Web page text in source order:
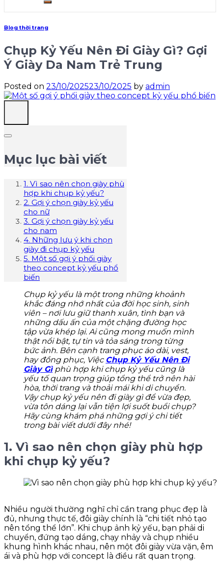
Blog thời trang
Chụp Kỷ Yếu Nên Đi Giày Gì? Gợi
Ý Giày Da Nam Trẻ Trung
Posted on 23/10/202523/10/2025 by admin
Mục lục bài viết
1. Vì sao nên chọn giày phù
hợp khi chụp kỷ yếu?
2. Gợi ý chọn giày kỷ yếu
cho nữ
3. Gợi ý chọn giày kỷ yếu
cho nam
4. Những lưu ý khi chọn
giày đi chụp kỷ yếu
5. Một số gợi ý phối giày
theo concept kỷ yếu phổ
biến
Chụp kỷ yếu là một trong những khoảnh
khắc đáng nhớ nhất của đời học sinh, sinh
viên – nơi lưu giữ thanh xuân, tình bạn và
những dấu ấn của một chặng đường học
tập vừa khép lại. Ai cũng mong muốn mình
thật nổi bật, tự tin và tỏa sáng trong từng
bức ảnh. Bên cạnh trang phục áo dài, vest,
hay đồng phục, Việc Chụp Kỷ Yếu Nên Đi
Giày Gìphù hợp khi chụp kỷ yếu cũng là
yếu tố quan trọng giúp tổng thể trở nên hài
hòa, thời trang và thoải mái khi di chuyển.
Vậy chụp kỷ yếu nên đi giày gì để vừa đẹp,
vừa tôn dáng lại vẫn tiện lợi suốt buổi chụp?
Hãy cùng khám phá những gợi ý chi tiết
trong bài viết dưới đây nhé!
1. Vì sao nên chọn giày phù hợp
khi chụp kỷ yếu?
Nhiều người thường nghĩ chỉ cần trang phục đẹp là
đủ, nhưng thực tế, đôi giày chính là “chi tiết nhỏ tạo
nên tổng thể lớn”. Khi chụp ảnh kỷ yếu, bạn phải di
chuyển, đứng tạo dáng, chạy nhảy và chụp nhiều
khung hình khác nhau, nên một đôi giày vừa vặn, êm
ái và phù hợp với concept là điều rất quan trọng.